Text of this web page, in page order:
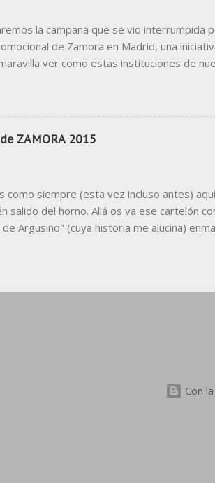
la campaña que se vio interrumpida
de Zamora en Madrid, una
ver como estas instituciones de
" fue pensada como escape visual para
"de Madrid al cielo" una castiza
ZAMORA 2015
como siempre (esta vez incluso antes)
salido del horno. Allá os va ese cartelón
Argusino" (cuya historia me alucina)
para algo que no sea vuestro uso personal
Con